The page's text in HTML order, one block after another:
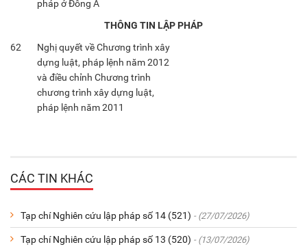
pháp ở Đông Á
THÔNG TIN LẬP PHÁP
62
Nghị quyết về Chương trình xây
dựng luật, pháp lệnh năm 2012
và điều chỉnh Chương trình
chương trình xây dựng luật,
pháp lệnh năm 2011
CÁC TIN KHÁC
Tạp chí Nghiên cứu lập pháp số 14 (521) - (27/07/2026)
Tạp chí Nghiên cứu lập pháp số 13 (520) - (13/07/2026)